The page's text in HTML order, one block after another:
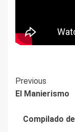
Post
Previous
El Manierismo
Compilado